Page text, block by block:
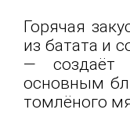
Горячая
из батата и
— создаёт
основным
томлёного